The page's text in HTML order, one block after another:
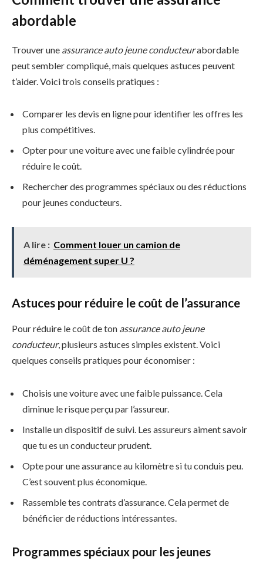
abordable
Trouver une assurance auto jeune conducteurabordable
peut sembler compliqué, mais quelques astuces peuvent
t’aider. Voici trois conseils pratiques :
Comparer les devis en ligne pour identifier les offres les
plus compétitives.
Opter pour une voiture avec une faible cylindrée pour
réduire le coût.
Rechercher des programmes spéciaux ou des réductions
pour jeunes conducteurs.
A lire : Comment louer un camion de
déménagement super U ?
Astuces pour réduire le coût de l’assurance
Pour réduire le coût de ton assurance auto jeune
conducteur, plusieurs astuces simples existent. Voici
quelques conseils pratiques pour économiser :
Choisis une voiture avec une faible puissance. Cela
diminue le risque perçu par l’assureur.
Installe un dispositif de suivi. Les assureurs aiment savoir
que tu es un conducteur prudent.
Opte pour une assurance au kilomètre si tu conduis peu.
C’est souvent plus économique.
Rassemble tes contrats d’assurance. Cela permet de
bénéficier de réductions intéressantes.
Programmes spéciaux pour les jeunes